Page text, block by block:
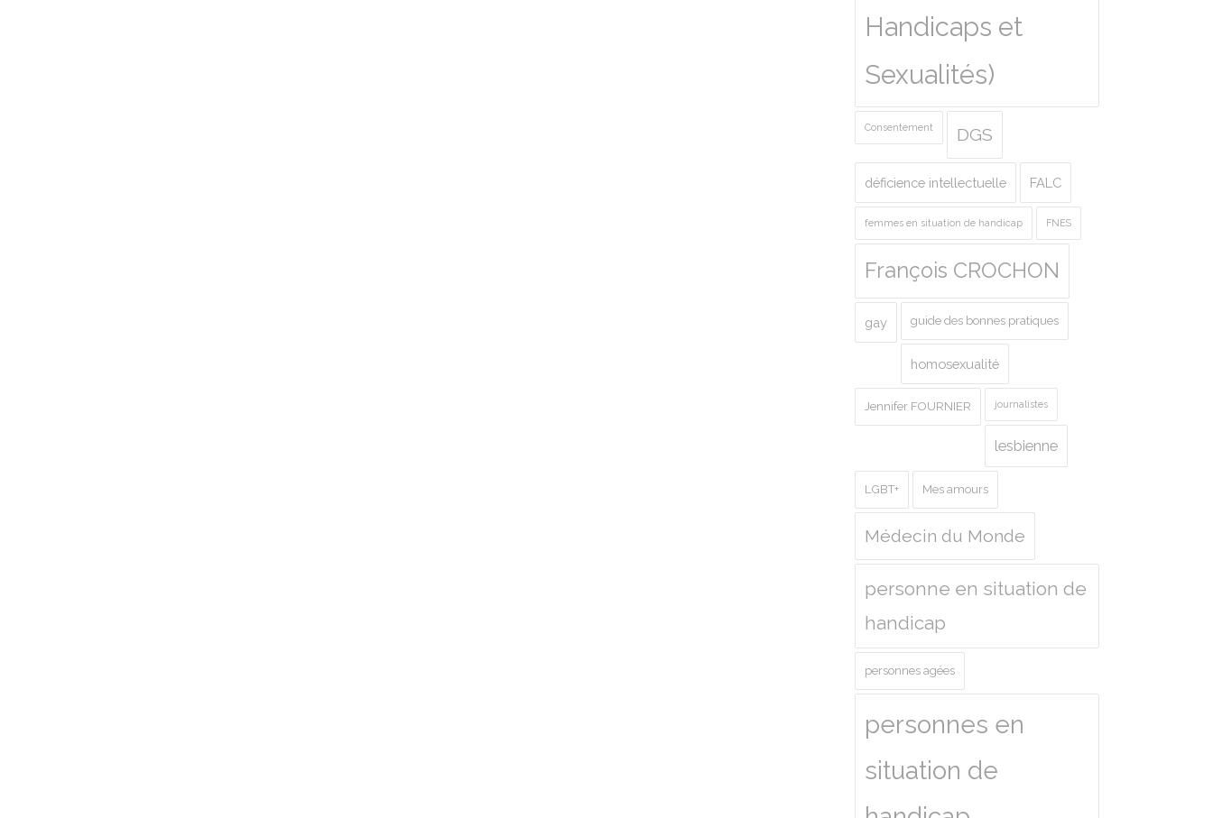
Handicaps et
Sexualités)
Consentement DGS
déficience intellectuelle FALC
femmes en situation de handicap FNES
François CROCHON
gay guide des bonnes pratiques
homosexualité
Jennifer FOURNIER journalistes
lesbienne
LGBT+ Mes amours
Médecin du Monde
personne en situation de
handicap
personnes agées
personnes en
situation de